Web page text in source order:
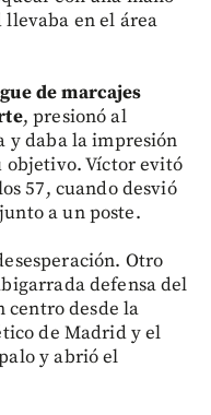
en el área
de marcajes
, presionó al
y daba la impresión
objetivo. Víctor evitó
57, cuando desvió
a un poste.
Otro
defensa del
centro desde la
de Madrid y el
y abrió el